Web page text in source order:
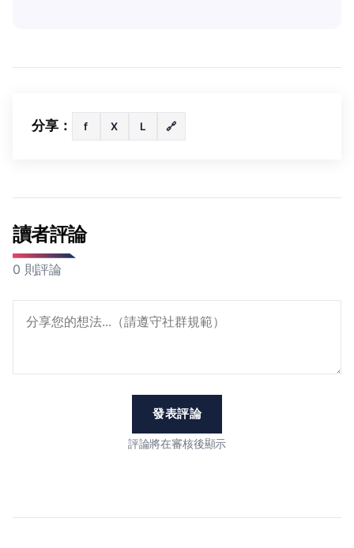
分享： f X L 🔗
讀者評論
0 則評論
發表評論
評論將在審核後顯示